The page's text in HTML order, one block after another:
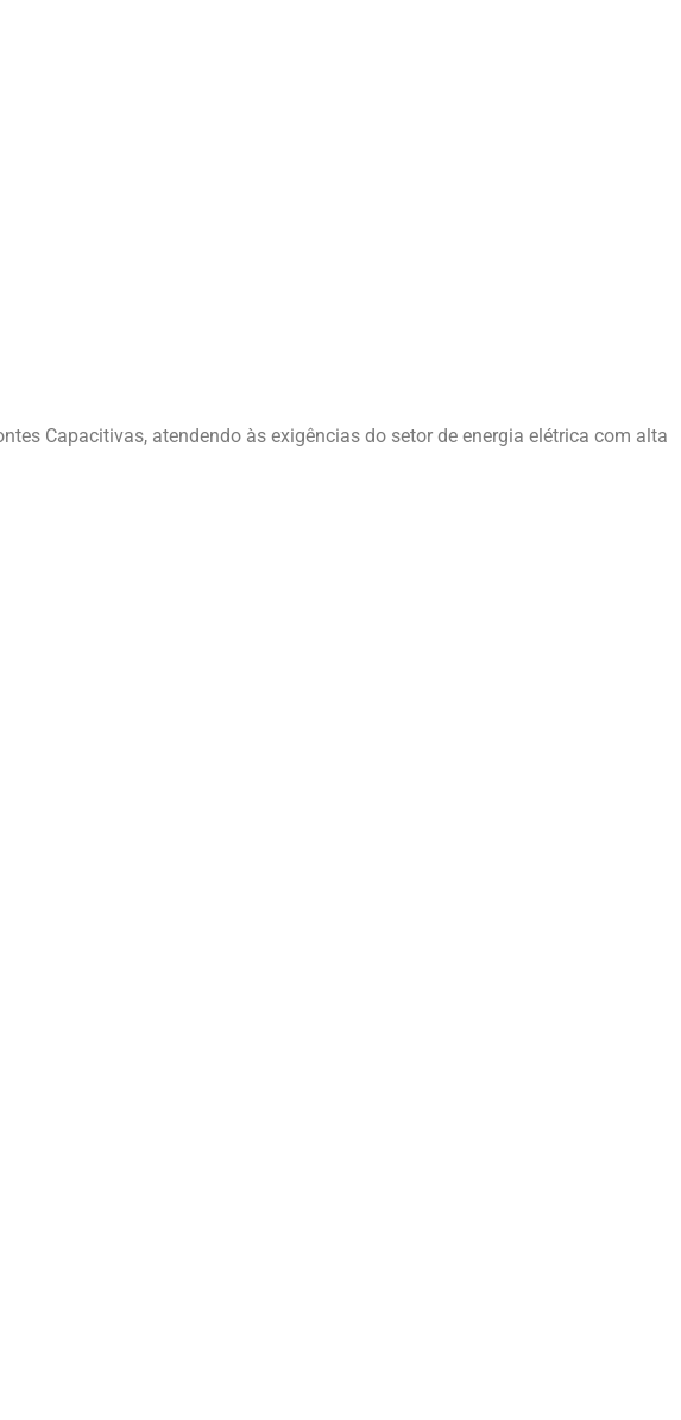
Capacitivas, atendendo às exigências do setor de energia elétrica com alta